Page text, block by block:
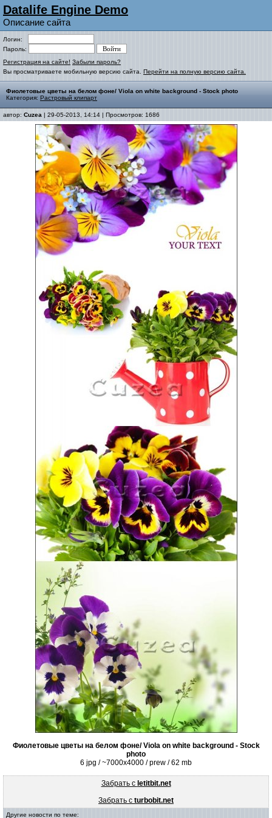
Datalife Engine Demo
Описание сайта
Логин:
Пароль:
Регистрация на сайте! Забыли пароль?
Вы просматриваете мобильную версию сайта. Перейти на полную версию сайта.
Фиолетовые цветы на белом фоне/ Viola on white background - Stock photo
Категория: Растровый клипарт
автор: Cuzea | 29-05-2013, 14:14 | Просмотров: 1686
Фиолетовые цветы на белом фоне/ Viola on white background - Stock
photo
6 jpg / ~7000x4000 / prew / 62 mb
Забрать с letitbit.net
Забрать с turbobit.net
Другие новости по теме: